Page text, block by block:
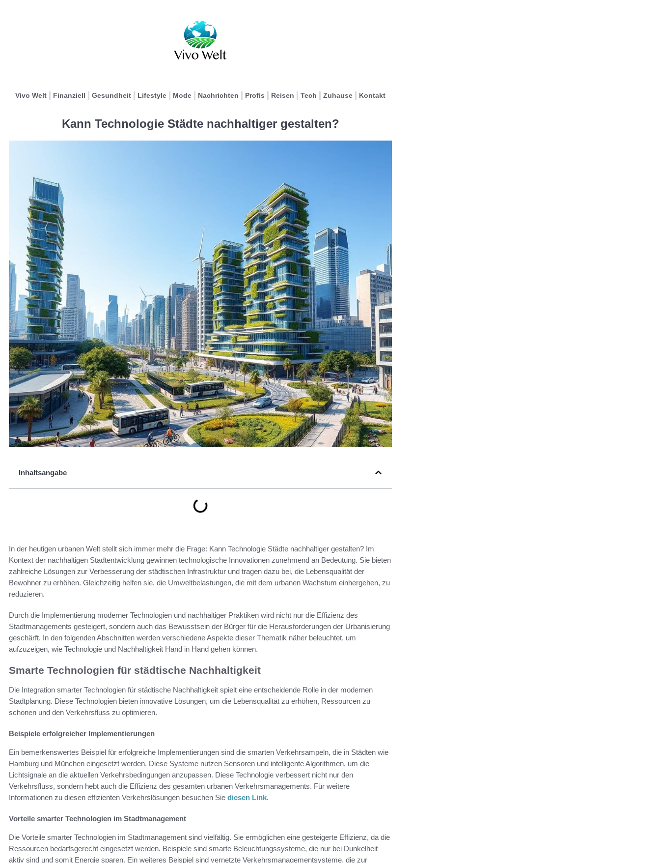
Vivo Welt Finanziell Gesundheit Lifestyle Mode Nachrichten Profis Reisen Tech Zuhause Kontakt
Kann Technologie Städte nachhaltiger gestalten?
Inhaltsangabe
In der heutigen urbanen Welt stellt sich immer mehr die Frage: Kann Technologie Städte nachhaltiger gestalten? Im
Kontext der nachhaltigen Stadtentwicklung gewinnen technologische Innovationen zunehmend an Bedeutung. Sie bieten
zahlreiche Lösungen zur Verbesserung der städtischen Infrastruktur und tragen dazu bei, die Lebensqualität der
Bewohner zu erhöhen. Gleichzeitig helfen sie, die Umweltbelastungen, die mit dem urbanen Wachstum einhergehen, zu
reduzieren.
Durch die Implementierung moderner Technologien und nachhaltiger Praktiken wird nicht nur die Effizienz des
Stadtmanagements gesteigert, sondern auch das Bewusstsein der Bürger für die Herausforderungen der Urbanisierung
geschärft. In den folgenden Abschnitten werden verschiedene Aspekte dieser Thematik näher beleuchtet, um
aufzuzeigen, wie Technologie und Nachhaltigkeit Hand in Hand gehen können.
Smarte Technologien für städtische Nachhaltigkeit
Die Integration smarter Technologien für städtische Nachhaltigkeit spielt eine entscheidende Rolle in der modernen
Stadtplanung. Diese Technologien bieten innovative Lösungen, um die Lebensqualität zu erhöhen, Ressourcen zu
schonen und den Verkehrsfluss zu optimieren.
Beispiele erfolgreicher Implementierungen
Ein bemerkenswertes Beispiel für erfolgreiche Implementierungen sind die smarten Verkehrsampeln, die in Städten wie
Hamburg und München eingesetzt werden. Diese Systeme nutzen Sensoren und intelligente Algorithmen, um die
Lichtsignale an die aktuellen Verkehrsbedingungen anzupassen. Diese Technologie verbessert nicht nur den
Verkehrsfluss, sondern hebt auch die Effizienz des gesamten urbanen Verkehrsmanagements. Für weitere
Informationen zu diesen effizienten Verkehrslösungen besuchen Sie diesen Link.
Vorteile smarter Technologien im Stadtmanagement
Die Vorteile smarter Technologien im Stadtmanagement sind vielfältig. Sie ermöglichen eine gesteigerte Effizienz, da die
Ressourcen bedarfsgerecht eingesetzt werden. Beispiele sind smarte Beleuchtungssysteme, die nur bei Dunkelheit
aktiv sind und somit Energie sparen. Ein weiteres Beispiel sind vernetzte Verkehrsmanagementsysteme, die zur